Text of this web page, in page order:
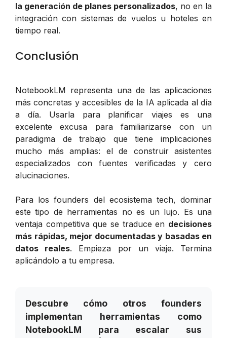
la generación de planes personalizados, no en la
integración con sistemas de vuelos u hoteles en
tiempo real.
Conclusión
NotebookLM representa una de las aplicaciones
más concretas y accesibles de la IA aplicada al día
a día. Usarla para planificar viajes es una
excelente excusa para familiarizarse con un
paradigma de trabajo que tiene implicaciones
mucho más amplias: el de construir asistentes
especializados con fuentes verificadas y cero
alucinaciones.
Para los founders del ecosistema tech, dominar
este tipo de herramientas no es un lujo. Es una
ventaja competitiva que se traduce en decisiones
más rápidas, mejor documentadas y basadas en
datos reales. Empieza por un viaje. Termina
aplicándolo a tu empresa.
Descubre cómo otros founders
implementan herramientas como
NotebookLM para escalar sus